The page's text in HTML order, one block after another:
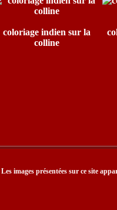
coloriage indien sur la
colline
Les images présentées sur ce site